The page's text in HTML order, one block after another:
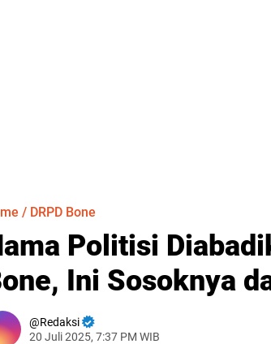
/ DRPD Bone
Politisi
Ini Sosoknya
Redaksi
20 Juli 2025, 7:37 PM WIB